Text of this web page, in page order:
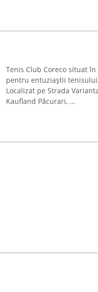
Tenis Club Coreco situat
pentru entuziaștii
Localizat pe Strada
Kaufland Păcurari, ...